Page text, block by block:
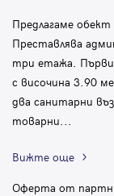
Предлагаме
Преставлява
три етажа.
с височина 3.90
два санитарни
товарни...
Вижте още
Оферта от